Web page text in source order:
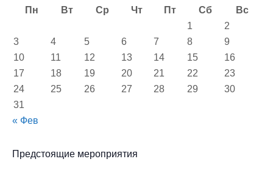
Пн
Вт Ср Чт Пт Сб
Вс
1
2
3
4 5 6 7 8
9
10
11 12 13 14 15
16
17
18 19 20 21 22
23
24
25 26 27 28 29
30
31
« Фев
Предстоящие мероприятия